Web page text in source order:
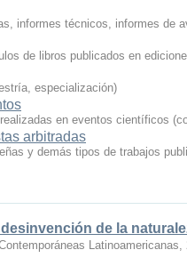
informes técnicos, informes de
de libros publicados en
especialización)
en eventos científicos
arbitradas
y demás tipos de trabajos
de la
Latinoamericanas,